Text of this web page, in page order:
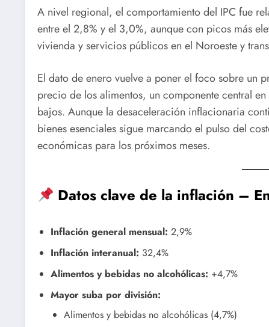
A nivel regional, el comportamiento del IPC fue
entre el 2,8% y el 3,0%, aunque con picos más
vivienda y servicios públicos en el Noroeste y
El dato de enero vuelve a poner el foco sobre un
precio de los alimentos, un componente central
bajos. Aunque la desaceleración inflacionaria
bienes esenciales sigue marcando el pulso del
económicas para los próximos meses.
Datos clave de la inflación –
Inflación general mensual: 2,9%
Inflación interanual: 32,4%
Alimentos y bebidas no alcohólicas: +4,7%
Mayor suba por división:
Alimentos y bebidas no alcohólicas (4,7%)